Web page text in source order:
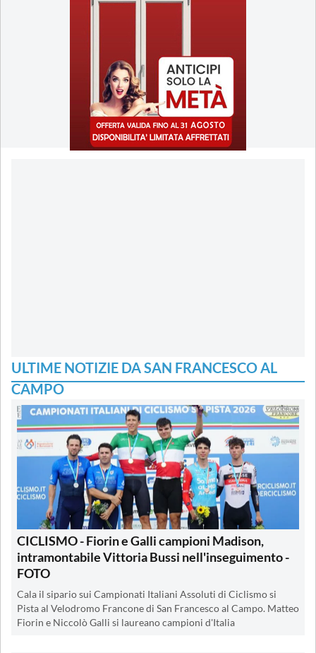
ULTIME NOTIZIE DA SAN FRANCESCO AL
CAMPO
CICLISMO - Fiorin e Galli campioni Madison,
intramontabile Vittoria Bussi nell'inseguimento -
FOTO
Cala il sipario sui Campionati Italiani Assoluti di Ciclismo si
Pista al Velodromo Francone di San Francesco al Campo. Matteo
Fiorin e Niccolò Galli si laureano campioni d'Italia